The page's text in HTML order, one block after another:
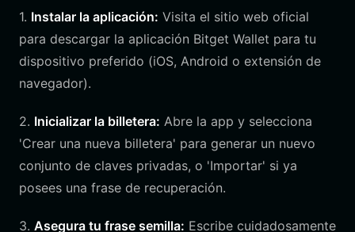
1. Instalar la aplicación: Visita el sitio web oficial
para descargar la aplicación Bitget Wallet para tu
dispositivo preferido (iOS, Android o extensión de
navegador).
2. Inicializar la billetera: Abre la app y selecciona
'Crear una nueva billetera' para generar un nuevo
conjunto de claves privadas, o 'Importar' si ya
posees una frase de recuperación.
3. Asegura tu frase semilla: Escribe cuidadosamente